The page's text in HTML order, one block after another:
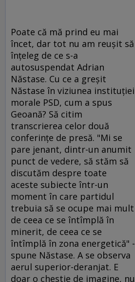
Poate că mă prind eu mai
încet, dar tot nu am reuşit să
înţeleg de ce s-a
autosuspendat Adrian
Năstase. Cu ce a greşit
Năstase în viziunea instituţiei
morale PSD, cum a spus
Geoană? Să citim
transcrierea celor două
conferinţe de presă. "Mi se
pare jenant, dintr-un anumit
punct de vedere, să stăm să
discutăm despre toate
aceste subiecte într-un
moment în care partidul
trebuia să se ocupe mai mult
de ceea ce se întîmplă în
minerit, de ceea ce se
întîmplă în zona energetică" -
spune Năstase. A se observa
aerul superior-deranjat. E
doar o chestie de imagine, nu